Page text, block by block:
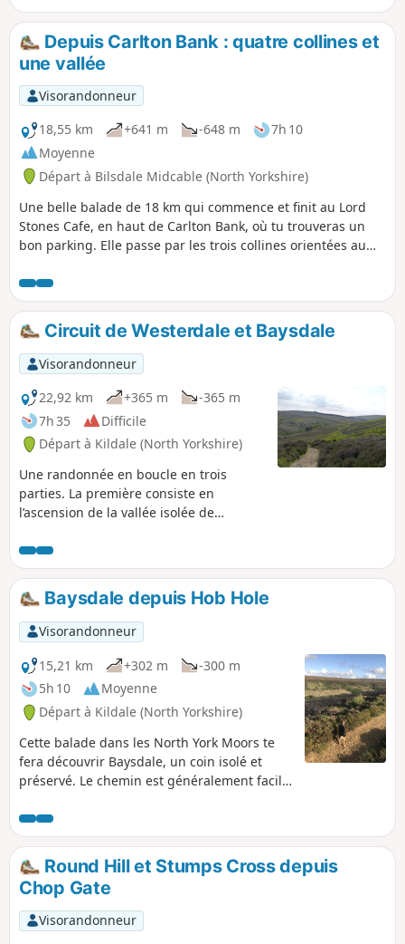
Depuis Carlton Bank : quatre collines et
une vallée
Visorandonneur
18,55 km
+641 m -648 m
7h 10
Moyenne
Départ à Bilsdale Midcable (North Yorkshire)
Une belle balade de 18 km qui commence et finit au Lord
Stones Cafe, en haut de Carlton Bank, où tu trouveras un
bon parking. Elle passe par les trois collines orientées au
ensuite vers Seave Green en passant par Bilsdale Hall. De
là, il traverse des pâturages vallonnés jusqu'à un petit bout
de Raisdale Road avant de prendre un joli sentier à travers
les bois et les landes pour revenir au point de départ. Au
total, le parcours fait 18,6 km et comprend 686 mètres de
dénivelé positif et négatif.
Circuit de Westerdale et Baysdale
Visorandonneur
22,92 km
+365 m
-365 m
7h 35
Difficile
Départ à Kildale (North Yorkshire)
Une randonnée en boucle en trois
parties. La première consiste en
l’ascension de la vallée isolée de
agricoles et les landes d’altitude jusqu’à
l’ancienne voie ferrée de transport de
minerai de fer. La deuxième partie suit
l’ancienne voie ferrée vers l’ouest
jusqu’au Bloworth Crossing. Enfin,
empruntez un sentier de lande vers le
nord puis le nord-est pour suivre
d’autres sentiers à travers les landes et
descendre vers Baysdale, en passant
par Baysdale Abbey Farm, puis suivez
les chemins le long du bord de la lande
pour revenir au parking. Une grande
variété de terres agricoles et de landes,
généralement tranquille, avec une
multitude d’oiseaux sauvages à la fin du
printemps et en été.
Baysdale depuis Hob Hole
Visorandonneur
15,21 km
+302 m
-300 m
5h 10
Moyenne
Départ à Kildale (North Yorkshire)
Cette balade dans les North York Moors te
fera découvrir Baysdale, un coin isolé et
préservé. Le chemin est généralement facile
journée pour profiter des vues.
Round Hill et Stumps Cross depuis
Chop Gate
Visorandonneur